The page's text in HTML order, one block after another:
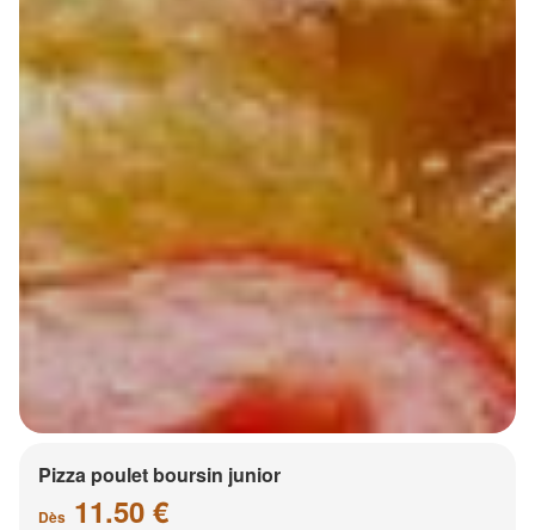
Pizza poulet boursin junior
Dès 11.50 €